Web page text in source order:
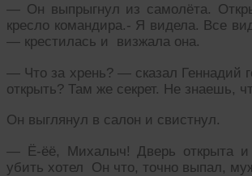
— Он выпрыгнул из самолёта.
кресло командира.- Я видела. Все
— крестилась и визжала она.
— Что за хрень? — сказал Геннадий
открыть? Там же секрет. Не знаешь,
Он выглянул в салон и свистнул.
— Ё-ёё, Михалыч! Дверь открыта и
убить хотел Он что, точно выпал,